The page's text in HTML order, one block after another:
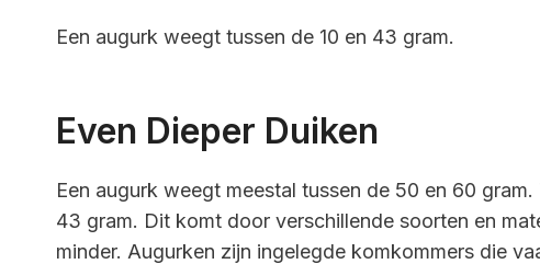
Een augurk weegt tussen de 10 en 43 gram.
Even Dieper Duiken
Een augurk weegt meestal tussen de 50 en 60
43 gram. Dit komt door verschillende soorten en
minder. Augurken zijn ingelegde komkommers die